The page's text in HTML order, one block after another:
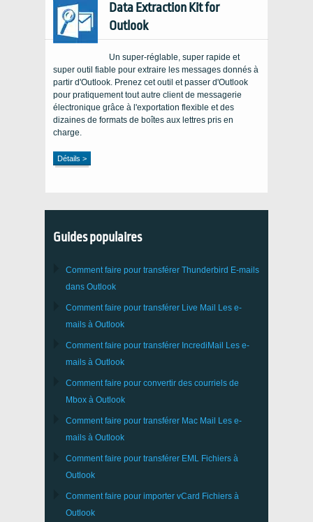
Data Extraction Kit for
Outlook
Un super-réglable, super rapide et
super outil fiable pour extraire les messages donnés à
partir d'Outlook. Prenez cet outil et passer d'Outlook
pour pratiquement tout autre client de messagerie
électronique grâce à l'exportation flexible et des
dizaines de formats de boîtes aux lettres pris en
charge.
Détails >
Guides populaires
Comment faire pour transférer Thunderbird E-mails
dans Outlook
Comment faire pour transférer Live Mail
Les e-
mails à Outlook
Comment faire pour transférer IncrediMail
Les e-
mails à Outlook
Comment faire pour convertir des courriels de
Mbox à Outlook
Comment faire pour transférer Mac Mail
Les e-
mails à Outlook
Comment faire pour transférer EML Fichiers à
Outlook
Comment faire pour importer vCard Fichiers à
Outlook